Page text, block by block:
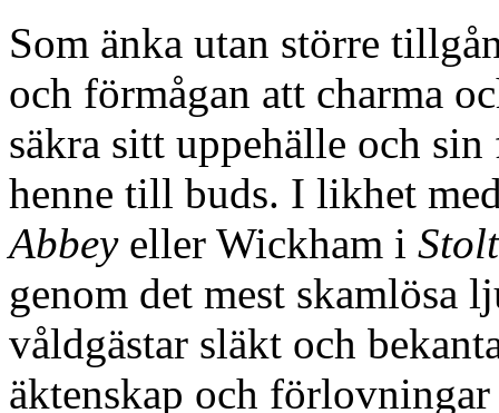
Som änka utan större
och förmågan att charma
säkra sitt uppehälle och
henne till buds. I likhet
Abbeyeller Wickham i
genom det mest skamlösa
våldgästar släkt och
äktenskap och